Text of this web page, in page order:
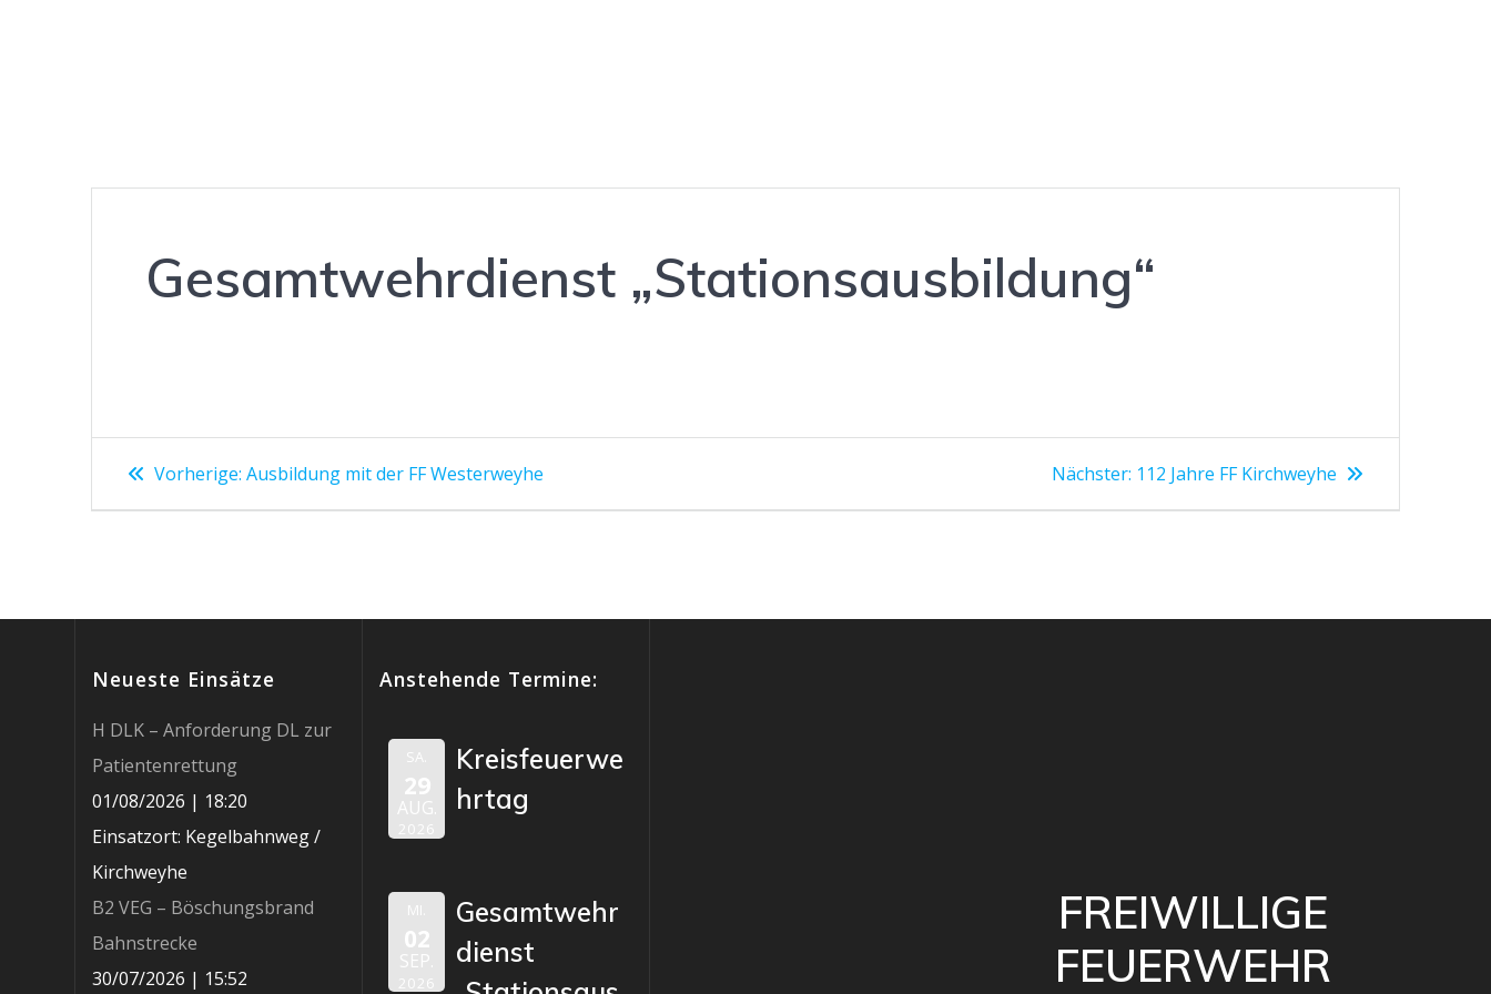
Gesamtwehrdienst „Stationsausbildung“
Beitragsnavigation
Vorherige: Vorheriger
Ausbildung mit der FF Westerweyhe Nächster: Nächster
112 Jahre FF Kirchweyhe
Neueste Einsätze
H DLK – Anforderung DL zur
Patientenrettung
01/08/2026 | 18:20
Einsatzort: Kegelbahnweg /
Kirchweyhe
B2 VEG – Böschungsbrand
Bahnstrecke
30/07/2026 | 15:52
Anstehende Termine:
SA.
29
AUG.
2026
Kreisfeuerwe
hrtag
MI.
02
SEP.
2026
Gesamtwehr
dienst
FREIWILLIGE
FEUERWEHR